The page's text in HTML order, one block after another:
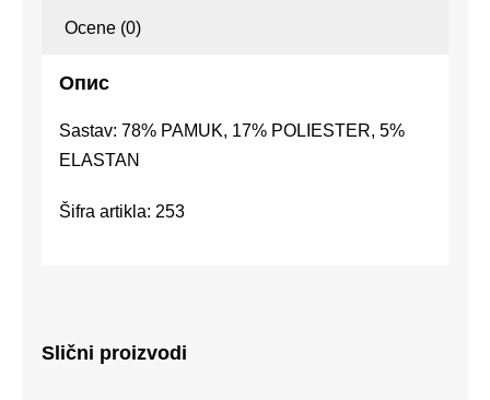
Ocene (0)
Опис
Sastav: 78% PAMUK, 17% POLIESTER, 5%
ELASTAN
Šifra artikla: 253
Slični proizvodi